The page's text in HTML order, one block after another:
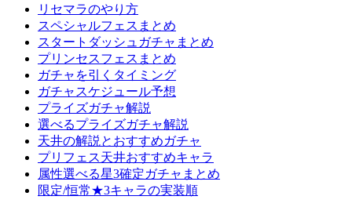
リセマラのやり方
スペシャルフェスまとめ
スタートダッシュガチャまとめ
プリンセスフェスまとめ
ガチャを引くタイミング
ガチャスケジュール予想
プライズガチャ解説
選べるプライズガチャ解説
天井の解説とおすすめガチャ
プリフェス天井おすすめキャラ
属性選べる星3確定ガチャまとめ
限定/恒常★3キャラの実装順